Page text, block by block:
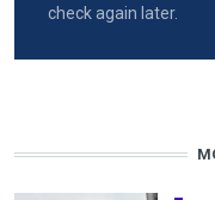
check again later.